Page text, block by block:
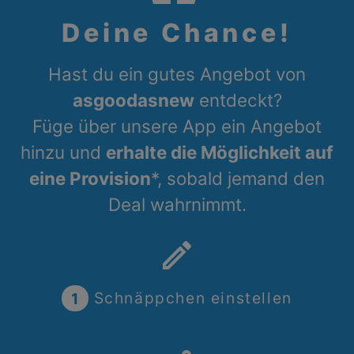
Deine Chance!
Hast du ein gutes Angebot von
asgoodasnewentdeckt?
Füge über unsere App ein Angebot
hinzu und erhalte die Möglichkeit auf
eine Provision*, sobald jemand den
Deal wahrnimmt.
create
1 Schnäppchen einstellen